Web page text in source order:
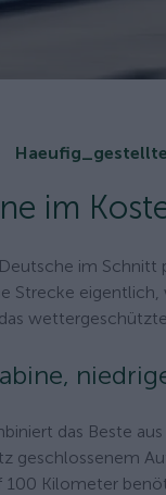
im
im Schnitt
Strecke
das Beste
geschlossenem
100 Kilometer